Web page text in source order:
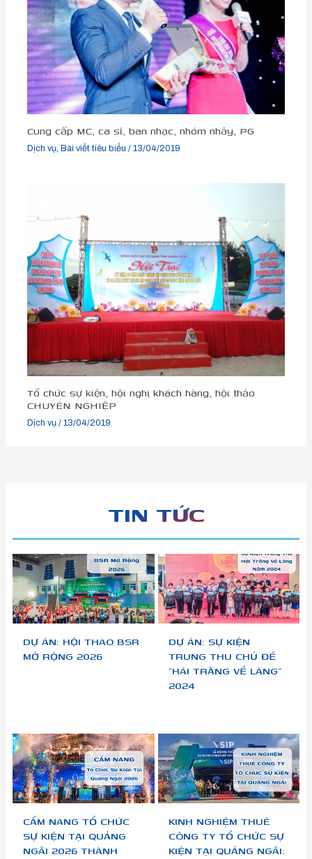
Cung cấp MC, ca sĩ, ban nhạc, nhóm nhảy, PG
Dịch vụ, Bài viết tiêu biểu /13/04/2019
Tổ chức sự kiện, hội nghị khách hàng, hội thảo
CHUYÊN NGHIỆP
Dịch vụ /13/04/2019
TIN TỨC
DỰ ÁN: HỘI THAO BSR
MỞ RỘNG 2026
DỰ ÁN: SỰ KIỆN
TRUNG THU CHỦ ĐỀ
“HÁI TRĂNG VỀ LÀNG”
2024
CẨM NANG TỔ CHỨC
SỰ KIỆN TẠI QUẢNG
NGÃI 2026 THÀNH
KINH NGHIỆM THUÊ
CÔNG TY TỔ CHỨC SỰ
KIỆN TẠI QUẢNG NGÃI: